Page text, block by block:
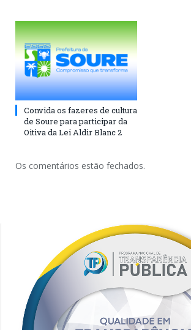
Convida os fazeres de cultura
de Soure para participar da
Oitiva da Lei Aldir Blanc 2
Os comentários estão fechados.